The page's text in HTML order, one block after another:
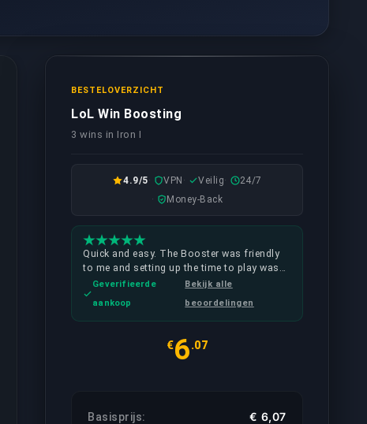
BESTELOVERZICHT
LoL Win Boosting
3 wins in Iron I
4.9/5 VPN Veilig
24/7
Money-Back
Quick and easy. The Booster was friendly
to me and setting up the time to play was
no problem at all.
Geverifieerde
aankoop
Bekijk alle
beoordelingen
€6.07
Basisprijs: € 6,07